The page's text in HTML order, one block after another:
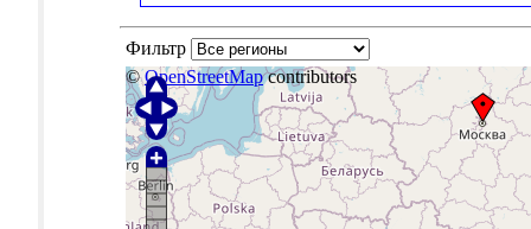
Фильтр
©OpenStreetMapcontributors